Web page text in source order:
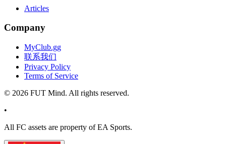
Articles
Company
MyClub.gg
联系我们
Privacy Policy
Terms of Service
© 2026 FUT Mind. All rights reserved.
•
All FC assets are property of EA Sports.